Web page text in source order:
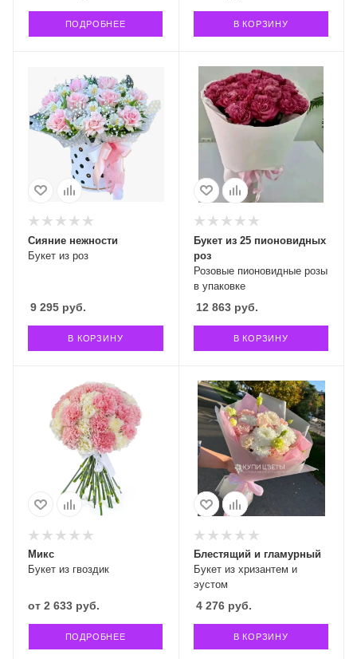
ПОДРОБНЕЕ В КОРЗИНУ
Букет из роз
Сияние нежности
9 295 руб.
В КОРЗИНУ
Розовые пионовидные розы
в упаковке
Букет из 25 пионовидных
роз
12 863руб.
В КОРЗИНУ
Букет из гвоздик
Микс
от 2 633 руб.
ПОДРОБНЕЕ
Букет из хризантем и
эустом
Блестящий и гламурный
4 276руб.
В КОРЗИНУ